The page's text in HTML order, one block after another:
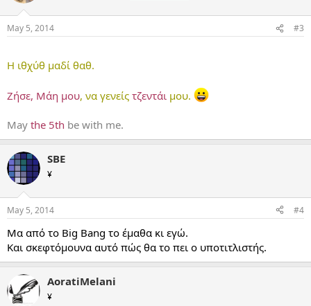
May 5, 2014 #3
Η ιθχύθ μαδί θαθ.
Ζήσε, Μάη μου, να γενείς τζεντάι μου.
May the 5th be with me.
SBE
¥
May 5, 2014 #4
Μα από το Big Bang το έμαθα κι εγώ.
Και σκεφτόμουνα αυτό πώς θα το πει ο υποτιτλιστής.
AoratiMelani
¥